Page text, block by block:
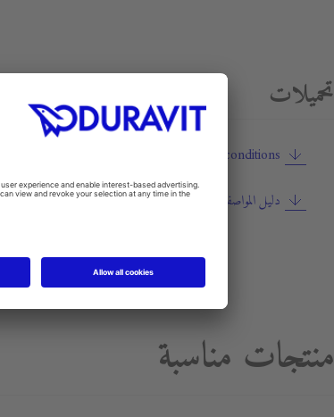
تحميلات
Warranty terms and conditions
دليل المواصفات
منتجات مناسبة